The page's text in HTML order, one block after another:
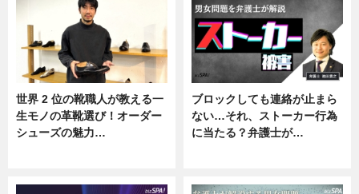
世界 2 位の靴職人が教える一
生モノの革靴選び！オーダー
シューズの魅力…
ブロックしても連絡が止まら
ない…それ、ストーカー行為
に当たる？弁護士が…